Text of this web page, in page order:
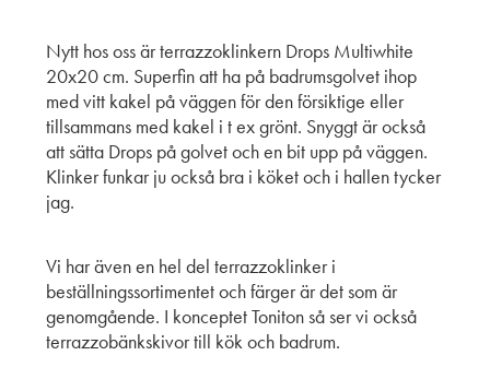
Nytt hos oss är terrazzoklinkern Drops Multiwhite
20x20 cm. Superfin att ha på badrumsgolvet ihop
med vitt kakel på väggen för den försiktige eller
tillsammans med kakel i t ex grönt. Snyggt är också
att sätta Drops på golvet och en bit upp på väggen.
Klinker funkar ju också bra i köket och i hallen tycker
jag.
Vi har även en hel del terrazzoklinker i
beställningssortimentet och färger är det som är
genomgående. I konceptet Toniton så ser vi också
terrazzobänkskivor till kök och badrum.